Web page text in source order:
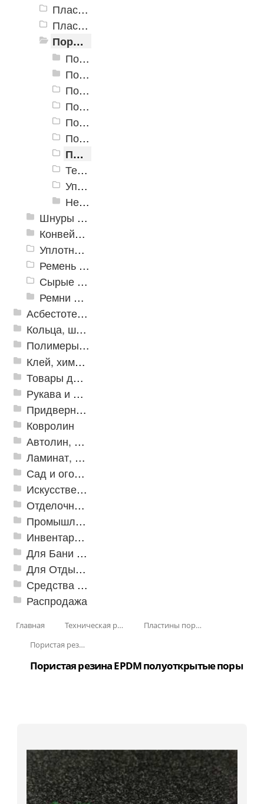
Пластины технические губчатые
Пластины технические пористые прессовые
Пористая резина (Россия)
Пористая резина EPDM 100
Пористая резина EPDM 150
Пористая резина CR/SBR 160 Неопрен,1300x3300 мм
Пористая резина CR 160 Неопрен, 1000x2000 мм
Пористая резина EVA 40, 1000x1800 мм, черная
Пористая резина EVA 40, 1100x1950 мм, белая
Пористая резина EPDM полуоткрытые поры
Термоэластопласт TPE-S
Уплотнительные ленты
Неопрен для пошива
Шнуры резиновые
Конвейерная лента
Уплотнитель
Ремень плоский
Сырые смеси
Ремни приводные
Асбестотехнические и теплоизоляционные материалы
Кольца, шайбы, манжеты
Полимеры и пластики
Клей, химия, сопутствующие товары
Товары для дома
Рукава и шланги промышленные
Придверные решетки
Ковролин
Автолин, Транслин, Линолеум
Ламинат, Кварцвиниловая плитка SPC
Сад и огород
Искусственная трава
Отделочные профили
Промышленный текстиль
Инвентарь для клининга
Для Бани и Сауны
Для Отдыха и Пикника
Средства от насекомых и садовых вредителей
Распродажа
Главная Техническая резина
Пластины пористые и губчатые
Пористая резина (Россия)
Пористая резина EPDM полуоткрытые поры